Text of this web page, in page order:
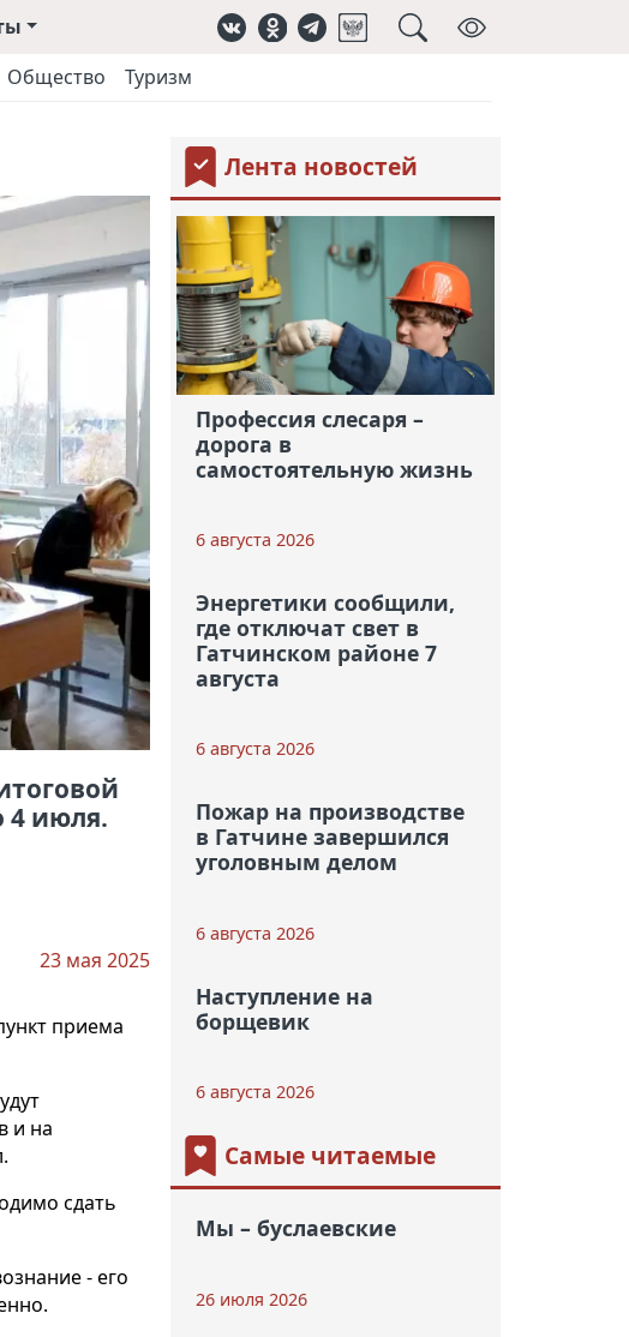
Общество Туризм
4 июля.
23 мая 2025
приема
и на
сдать
- его
Лента новостей
Профессия слесаря –
дорога в
самостоятельную жизнь
6 августа 2026
Энергетики сообщили,
где отключат свет в
Гатчинском районе 7
августа
6 августа 2026
Пожар на производстве
в Гатчине завершился
уголовным делом
6 августа 2026
Наступление на
борщевик
6 августа 2026
Самые читаемые
Мы – буслаевские
26 июля 2026